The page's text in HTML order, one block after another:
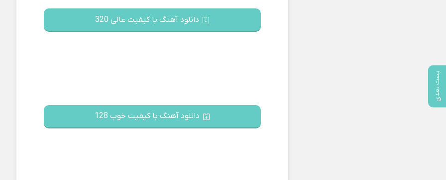
پست بعدی
دانلود آهنگ با کیفیت عالی 320
دانلود آهنگ با کیفیت خوب 128